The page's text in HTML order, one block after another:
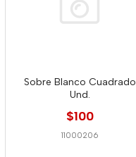
Sobre Blanco Cuadrado
Und.
$100
11000206